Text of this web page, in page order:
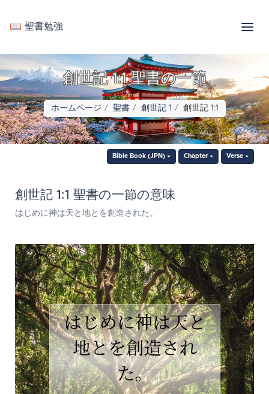
📖 聖書勉強
創世記 1:1 聖書の一節
ホームページ 聖書 創世記 1 創世記 1:1
Bible Book (JPN) Chapter Verse
創世記 1:1 聖書の一節の意味
はじめに神は天と地とを創造された。